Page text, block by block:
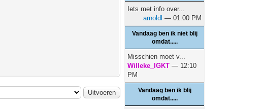
Iets met info over...
arnoldl — 01:00 PM
Vandaag ben ik niet blij
omdat.....
Misschien moet v...
Willeke_IGKT — 12:10
PM
Vandaag ben ik blij
omdat.....